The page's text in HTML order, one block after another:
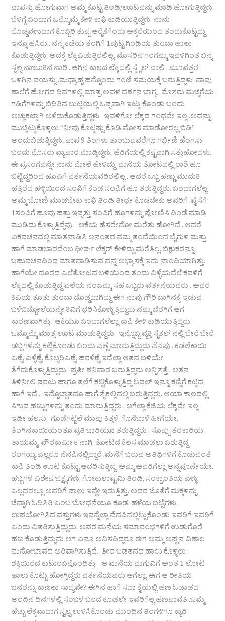
ವಾಪಸ್ಸು ಹೋಗುವಾಗ ಅಮ್ಮ ಕೊಟ್ಟ ತಿಂಡಿ/ಊಟವನ್ನು ಮಾಡಿ ಹೋಗುತ್ತಿದ್ದಳು.
ಬೆಳಿಗ್ಗೆ ಬಂದಾಗ ಒಮ್ಮೊಮ್ಮೆ ಕೇಳಿ ಕಾಫಿ ಕುಡಿಯುತ್ತಿದ್ದಳು. ನಾನು
ದೊಡ್ಡವಳಾದಾಗ ಕೊಬ್ಬರಿ ತುಪ್ಪ ಆರೈಕೆಗೆಂದು ಅಕ್ಕರೆಯಿಂದ ತಂದುಕೊಟ್ಟದ್ದು
ಇನ್ನೂ ಹಸಿರು . ನನ್ನ ಕಡೆಯ ತಂಗಿಗೆ 1ಪುಟ್ಟ ಗಿಂಡಿಯ ತುಂಬಾ ಹಾಲು
ಕೊಡುತ್ತಿದ್ದಳು; ಅದಕ್ಕೆ ಲೆಕ್ಕವಿಡುತ್ತಿರಲಿಲ್ಲ. ಮೊಸರಿನ ಗಂಗಮ್ಮ ಇವಳಿಗಿಂತ ಭಿನ್ನ
ಸ್ವಲ್ಪ ನಾಜೂಕಿನ ನಾರಿ ..ಆಗಿನ ಕಾಲದ ಲೆಕ್ಕದಲ್ಲಿ ಸ್ಟೈಲ್ ವಾಲಿ . ಮೂವತ್ತರ
ಒಳಗಿನ ವಯಸ್ಸು .ಮಧ್ಯಾಹ್ನ ಹನ್ನೊಂದು ಗಂಟೆ ಸಮಯಕ್ಕೆ ಬರುತ್ತಿದ್ದಳು .ನಾವು
ಶಾಲೆಗೆ ಹೋಗದ ದಿನಗಳಲ್ಲಿ ಮಾತ್ರ ಅವಳ ದರ್ಶನ ಭಾಗ್ಯ . ಮೊಸರು ಮಜ್ಜಿಗೆಯ
ಗಡಿಗೆಗಳನ್ನು ಬಿದಿರಿನ ಬುಟ್ಟಿಯಲ್ಲಿ ಒಪ್ಪವಾಗಿ ಇಟ್ಟು ಕೊಂಡು ಬಂದು
ಅಚ್ಚುಕಟ್ಟಾಗಿ ಅಳೆದುಕೊಡುತ್ತಿದ್ದಳು. ಇವಳಿಗೋ ಲೆಕ್ಕದ ಗಂಧವೇ ಇಲ್ಲ .ಅದನ್ನು
ಮುಚ್ಚಿಟ್ಟುಕೊಳ್ಳಲು “ನೀವು ಕೊಟ್ಟಷ್ಟು ಕೊಡಿ ಮೋಸ ಮಾಡೋರಲ್ಲ ಬಿಡಿ”
ಅಂದುಬಿಡುತ್ತಿದ್ದಳು. ಪಾಪ 9 ತಿಂಗಳು ತುಂಬುವವರೆಗೂ ಗರ್ಭಿಣಿ ಹೆಂಗಸು
ಬಂದು ಮೊಸರು ವ್ಯಾಪಾರ ಮಾಡ್ತಿದ್ದಳು. ಹೆರಿಗೆಯಲ್ಲಿ ಕಷ್ಟವಾಗಿ ಸತ್ತುಹೋದಳು.
ಈ ಪ್ರಸಂಗವನ್ನೇ ನಾನು ಮೇಲೆ ಹೇಳಿದ್ದು. ಮನೆಯ ತೋಟದಲ್ಲಿ ರಾಶಿ ಹೂ
ಬಿಟ್ಟಿದ್ದರಿಂದ ಹೂವಿಗೆ ವರ್ತನೆಯವರಿರಲಿಲ್ಲ . ಆದರೆ ಒಬ್ಬ ಹಣ್ಣು ಮುದುಕಿ
ಹತ್ತಿರದ ಹಳ್ಳಿಯಿಂದ ಸಂಪಿಗೆ ಕೆಂಡ ಸಂಪಿಗೆ ಹೂ ತರುತ್ತಿದ್ದರು. ಬಂದಾಗಲೆಲ್ಲ
ಅಮ್ಮ ಬೋಣಿ ಮಾಡಬೇಕು ಕಾಫಿ ತಿಂಡಿ ತೀರ್ಥ ಕೊಡಬೇಕು ಅವರಿಗೆ .ಪೈಸೆಗೆ
1ಸಂಪಿಗೆ ಹೂವು ಹತ್ತು ಇಪ್ಪತ್ತು ಸಂಪಿಗೆ ಹೂಗಳನ್ನು ಪೋಣಿಸಿ ದಿಂಡೆ ಮಾಡಿ
ಮುಡಿದು ಕೊಳ್ಳುತ್ತಿದ್ದೆವು. ಆಕೆಯ ಹೆಸರೇನೋ ಮರೆತು ಹೋಗಿದೆ . ಆದರೆ
ಏಕವಚನದಲ್ಲಿ ಮಾತನಾಡಿಸಿ ಆನಂತರ ನಮ್ಮ ತಂದೆಯಿಂದ ಬೈಗುಳ ಮತ್ತು
ಹಾಗೆ ಮಾಡಬಾರದೆಂಬ ಧೀರ್ಘ ಲೆಕ್ಚರ್ ಕೇಳಿದ್ದು ಮರೆತಿಲ್ಲ. ಭಿಕ್ಷುಕರನ್ನೂ
ಬಹುವಚನದಿಂದ ಮಾತನಾಡಿಸುವ ನನ್ನ ಅಭ್ಯಾಸಕ್ಕೆ ಇದು ನಾಂದಿಯಾಗಿತ್ತು.
ಹಾಗೆಯೇ ದೂರದ ಎಲೆತೋಟದ ಬಳಿಯಿಂದ ತಂದು ವಿಳ್ಳೆಯದೆಲೆ ಕವಳಿಗೆ
ಲೆಕ್ಕದಲ್ಲಿ ಕೊಡುತ್ತಿದ್ದ ಎಲೆಯ ನಂಜಮ್ಮ ಸಹ ಒಬ್ಬರು ವರ್ತನೆಯವರು . ಅವರ
ಕಿವಿಯ ತೂತು ತುಂಬಾ ದೊಡ್ಡದಾಗಿದ್ದು ಈಗ ನಾವು ಗೌರಿ ಬಾಗಿನಕ್ಕೆ ಇಡುವ
ಬಳೆಬಿಚ್ಚೋಲೆಯನ್ನೇ ಕಿವಿಗೆ ಧರಿಸಿಕೊಳ್ಳುತ್ತಿದ್ದುದು ನಮ್ಮ ಬೆರಗಿಗೆ ಆಗ
ಕಾರಣವಾಗಿತ್ತು. ಆಕೆಯೂ ಬಂದಾಗಲೆಲ್ಲಾ ಕಾಫಿ ಕೇಳಿ ಕುಡಿಯುತ್ತಿದ್ದರು.
ಒಮ್ಮೊಮ್ಮೆ ಮಾತ್ರ ಊಟ ಮಾಡುತ್ತಿದ್ದರು. ಇನ್ನೊಬ್ಬ ವ್ಯಕ್ತಿ ಸೈಕಲ್ ನಲ್ಲಿ ಬೇರೆ ಬೇರೆ
ಡಬ್ಬಗಳನ್ನು ಕಟ್ಟಿಕೊಂಡು ಬಂದು ಎಣ್ಣೆ ಮಾರುತ್ತಿದ್ದುದು ನೆನಪು . ಕಡಲೆಕಾಯಿ
ಎಣ್ಣೆ, ಎಳ್ಳೆಣ್ಣೆ, ಕೊಬ್ಬರಿಎಣ್ಣೆ, ಹರಳೆಣ್ಣೆ ಇದೆಲ್ಲಾ ಆತನ ಬಳಿಯೇ
ತೆಗೆದುಕೊಳ್ಳುತ್ತಿದ್ದುದು. ಪ್ರತೀ ಶನಿವಾರ ಬರುತ್ತಿದ್ದರು ಅನ್ನಿಸತ್ತೆ . ಆತನ
ತಿಳಿನೀಲಿ ಷರಟು ಹಾಗೂ ತಲೆಗೆ ಕಟ್ಟಿಕೊಳ್ಳುತ್ತಿದ್ದ ಟವಲ್ ಇನ್ನೂ ಕಣ್ಣಿಗೆ ಕಟ್ಟಿದ
ಹಾಗೆ ಇದೆ . ಇನ್ನೊಬ್ಬಾತನೂ ಹಾಗೆ ಸೈಕಲ್ಲಿನಲ್ಲಿ ಬರುತ್ತಿದ್ದರು. ಆಯಾ ಕಾಲದಲ್ಲಿ
ಸಿಗುವ ಹಣ್ಣುಗಳನ್ನು ತಂದು ಮಾರುತ್ತಿದ್ದರು . ಆಗೆಲ್ಲಾ ಕೆಜಿಯ ಲೆಕ್ಕವೇ ಇಲ್ಲ
ಇಡೀ ಹಲಸು, ಗೂಡೆಗಟ್ಟಲೆ ಮಾವು ಕಿತ್ತಳೆ, ಗೊನೆಬಾಳೆ ಹೀಗೆಯೇ.
ತೆಂಗಿನಕಾಯಿಯಂತೂ ಪ್ರತಿ ಬಾರಿಯೂ ತರುತ್ತಿದ್ದರು . ಸೊಪ್ಪು ತರಕಾರಿಯ
ತಾಯಮ್ಮ, ಪೌರಕಾರ್ಮಿಕ ನಾಗಿ, ತೋಟದ ಕೆಲಸ ಮಾಡಲು ಬರುತ್ತಿದ್ದ
ರಂಗಯ್ಯ ಎಲ್ಲರೂ ನೆನಪಿನಲ್ಲಿದ್ದಾರೆ .ಮನೆಗೆ ಬರುವ ಅತಿಥಿಗಳಿಗೆ ಕೊಡುವಂತೆ
ಕಾಫಿ ತಿಂಡಿ ಊಟ ಕೊಟ್ಟು ಆದರಿಸುತ್ತಿದ್ದ ಅಮ್ಮ ಅವರಿಗೆಲ್ಲಾ ಅನ್ನಪೂರ್ಣೆಯೇ.
ಹಬ್ಬಗಳ ವಿಶೇಷ ಭಕ್ಷ್ಯಗಳು, ಗೋಕುಲಾಷ್ಟಮಿ ತಿಂಡಿ, ಸಂಕ್ರಾಂತಿಯ ಎಳ್ಳು
ಎಲ್ಲದರಲ್ಲೂ ಅವರಿಗೆ ಪಾಲು ಇದ್ದೇ ಇರುತ್ತಿತ್ತು. ಅದರ ಜೊತೆಗೆ ಮಕ್ಕಳನ್ನು
ಚೆನ್ನಾಗಿ ಓದಿಸಿರಿ ಎಂಬ ಬೋಧನೆಯೂ ಕೂಡ. ಹಳೆಯ ಬಟ್ಟೆಗಳು,
ಉಪಯೋಗಿಸಿದ ವಸ್ತುಗಳು ಇವನ್ನೆಲ್ಲಾ ನೆನಪಿನಲ್ಲಿಟ್ಟುಕೊಂಡು ಇವರಿಗೆ ಇವರಿಗೆ
ಎಂದು ವಿತರಿಸುತ್ತಿದ್ದುದು, ಅವರ ಮನೆಯ ಸಮಾರಂಭಗಳಿಗೆ ಉಡುಗೊರೆ
ಹಣ ಕೊಡುತ್ತಿದ್ದುದು ಆಗ ಏನೂ ಅನಿಸದಿದ್ದರೂ ಈಗ ಅಮ್ಮ ಅಪ್ಪನ ವಿಶಾಲ
ಮನೋಭಾವದ ಅರಿವಾಗಿಸುತ್ತಿದೆ. ತೀರ ಬಡತನದ ಹಾಲು ಕೊಳ್ಳಲು
ಶಕ್ತಿಯಿರದ ಕುಟುಂಬವೊಂದಿತ್ತು. ಆ ಮನೆಯ ಮಗುವಿಗೆ ಅಂತ 1 ಲೋಟ
ಹಾಲು ಕೊಟ್ಟು ಹೋಗ್ತಿದ್ದರು ವರ್ತನೆಯವರು ಆಗೆಲ್ಲಾ. ಈಗ ಆ ರೀತಿಯ
ಜನರನ್ನು ಕಾಣಲು ಸಾಧ್ಯವೇ? ಈಗಿನ ಹಾಗೆ ಸದಾ ಕೈಯಲ್ಲಿ ಹಣ ಓಡಾಡದ
ಅಂದಿನ ದಿನಗಳಲ್ಲಿ ಸಂಬಳ ಬಂದ ಕೂಡಲೇ ಇವರಿಗೆಲ್ಲ ಹಣಪಾವತಿ .ಒಮ್ಮೆ
ಹೆಚ್ಚು ಲೆಕ್ಕವಾದಾಗ ಸ್ವಲ್ಪ ಉಳಿಸಿಕೊಂಡು ಮುಂದಿನ ತಿಂಗಳಿಗೂ ಕ್ಯಾರಿ